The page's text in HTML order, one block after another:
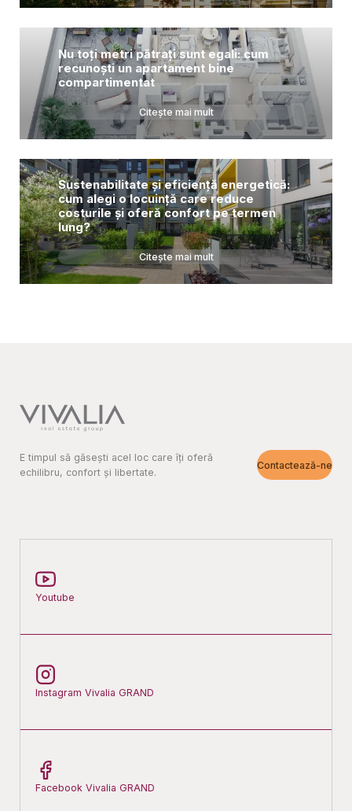
Nu toți metri pătrați sunt egali: cum
recunoști un apartament bine
compartimentat
Citește mai mult
Sustenabilitate și eficiență energetică:
cum alegi o locuință care reduce
costurile și oferă confort pe termen
lung?
Citește mai mult
E timpul să găsești acel loc care îți oferă
echilibru, confort și libertate.
Contactează-ne
Youtube
Instagram Vivalia GRAND
Facebook Vivalia GRAND